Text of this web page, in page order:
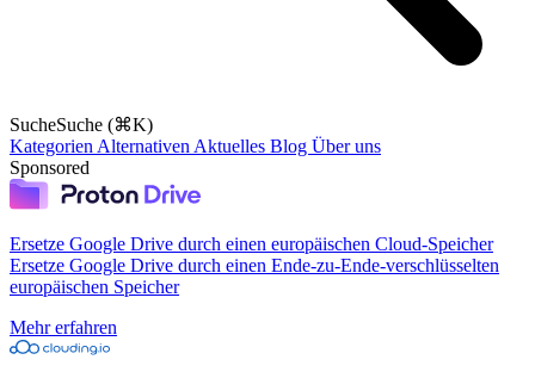
SucheSuche (⌘K)
Kategorien Alternativen Aktuelles Blog Über uns
Sponsored
Ersetze Google Drive durch einen europäischen Cloud-Speicher
Ersetze Google Drive durch einen Ende-zu-Ende-verschlüsselten
europäischen Speicher
Mehr erfahren